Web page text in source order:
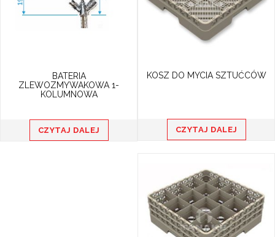
BATERIA
ZLEWOZMYWAKOWA 1-
KOLUMNOWA
CZYTAJ DALEJ
KOSZ DO MYCIA SZTUĆCÓW
CZYTAJ DALEJ